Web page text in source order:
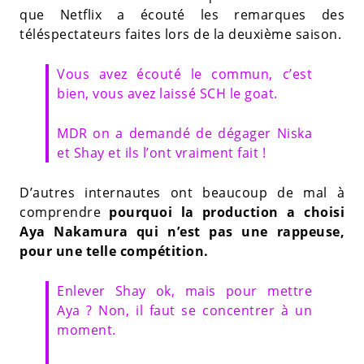
que Netflix a écouté les remarques des
téléspectateurs faites lors de la deuxième saison.
Vous avez écouté le commun, c’est
bien, vous avez laissé SCH le goat.
MDR on a demandé de dégager Niska
et Shay et ils l’ont vraiment fait !
D’autres internautes ont beaucoup de mal à
comprendre pourquoi la production a choisi
Aya Nakamura qui n’est pas une rappeuse,
pour une telle compétition.
Enlever Shay ok, mais pour mettre
Aya ? Non, il faut se concentrer à un
moment.